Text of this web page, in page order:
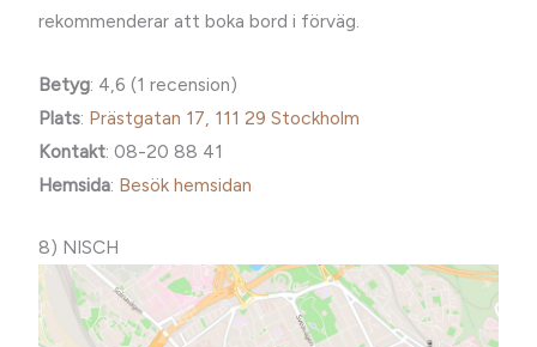
rekommenderar att boka bord i förväg.
Betyg: 4,6 (1 recension)
Plats: Prästgatan 17, 111 29 Stockholm
Kontakt: 08-20 88 41
Hemsida: Besök hemsidan
8) NISCH